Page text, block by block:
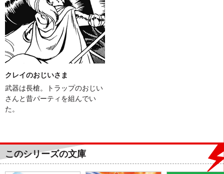
クレイのおじいさま
武器は長槍。トラップのおじい
さんと昔パーティを組んでい
た。
このシリーズの文庫